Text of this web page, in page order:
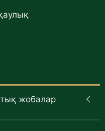
жобалар